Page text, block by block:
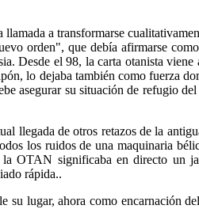
a transformarse
orden", que debía afirmarse
Desde el 98, la carta otanista
lo dejaba también como fuerza
asegurar su situación de refugio
llegada de otros retazos de la
los ruidos de una maquinaria
OTAN significaba en directo un
rápida..
su lugar, ahora como encarnación